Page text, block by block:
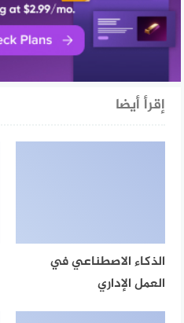
إقرأ أيضا
الذكاء الاصطناعي في
العمل الإداري